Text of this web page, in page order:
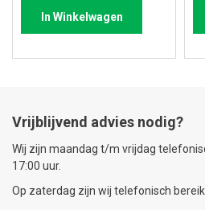
In Winkelwagen
Vrijblijvend advies nodig?
Wij zijn maandag t/m vrijdag
17:00 uur.
Op zaterdag zijn wij telefonisch